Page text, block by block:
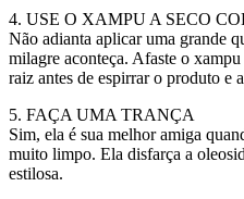
4. USE O XAMPU A SECO
Não adianta aplicar uma grande
milagre aconteça. Afaste o
raiz antes de espirrar o produto e
5. FAÇA UMA TRANÇA
Sim, ela é sua melhor amiga
muito limpo. Ela disfarça a
estilosa.